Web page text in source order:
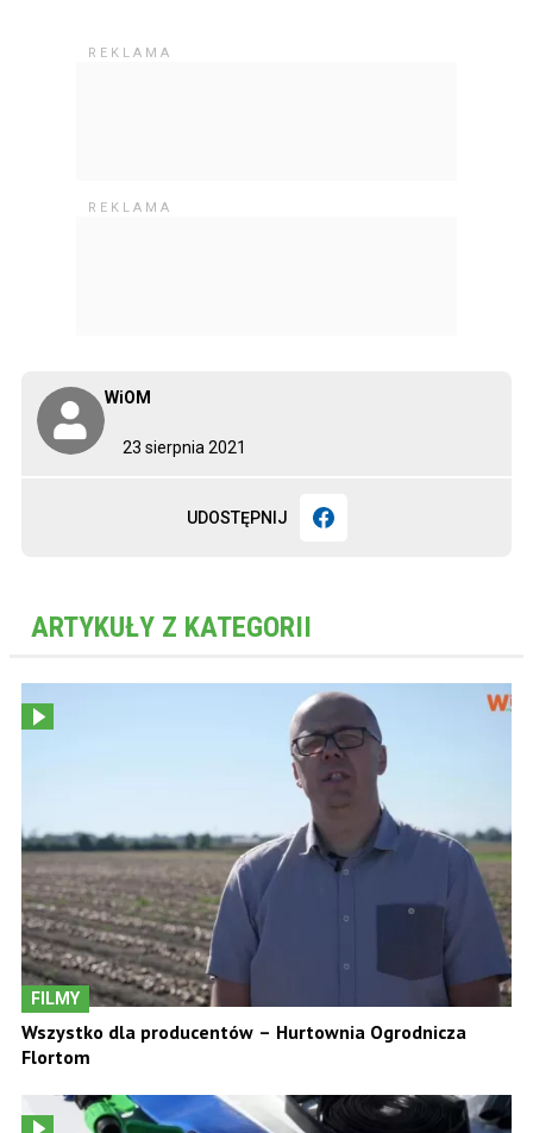
23 sierpnia 2021
WiOM
UDOSTĘPNIJ
ARTYKUŁY Z KATEGORII
FILMY
Wszystko dla producentów – Hurtownia Ogrodnicza
Flortom